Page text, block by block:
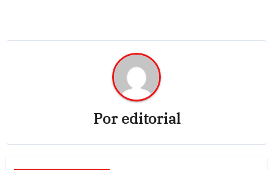
Poreditorial